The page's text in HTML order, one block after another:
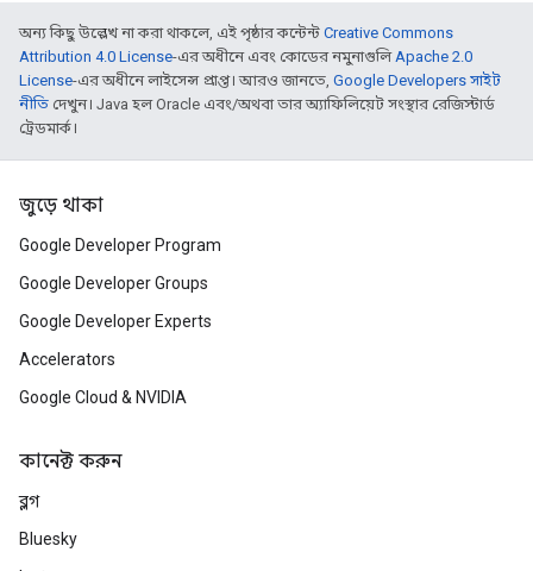
অন্য কিছু উল্লেখ না করা থাকলে, এই পৃষ্ঠার কন্টেন্ট Creative Commons
Attribution 4.0 License-এর অধীনে এবং কোডের নমুনাগুলি Apache 2.0
License-এর অধীনে লাইসেন্স প্রাপ্ত। আরও জানতে, Google Developers সাইট
নীতি দেখুন। Java হল Oracle এবং/অথবা তার অ্যাফিলিয়েট সংস্থার রেজিস্টার্ড
ট্রেডমার্ক।
জুড়ে থাকা
Google Developer Program
Google Developer Groups
Google Developer Experts
Accelerators
Google Cloud & NVIDIA
কানেক্ট করুন
ব্লগ
Bluesky